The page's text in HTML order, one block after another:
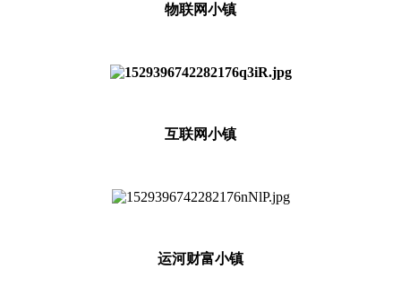
物联网小镇
互联网小镇
运河财富小镇